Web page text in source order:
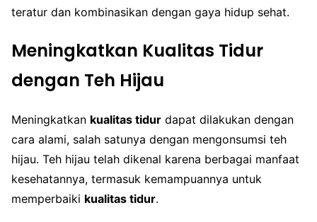
teratur dan kombinasikan dengan gaya hidup sehat.
Meningkatkan Kualitas Tidur
dengan Teh Hijau
Meningkatkan kualitas tidur dapat dilakukan dengan
cara alami, salah satunya dengan mengonsumsi teh
hijau. Teh hijau telah dikenal karena berbagai manfaat
kesehatannya, termasuk kemampuannya untuk
memperbaiki kualitas tidur.